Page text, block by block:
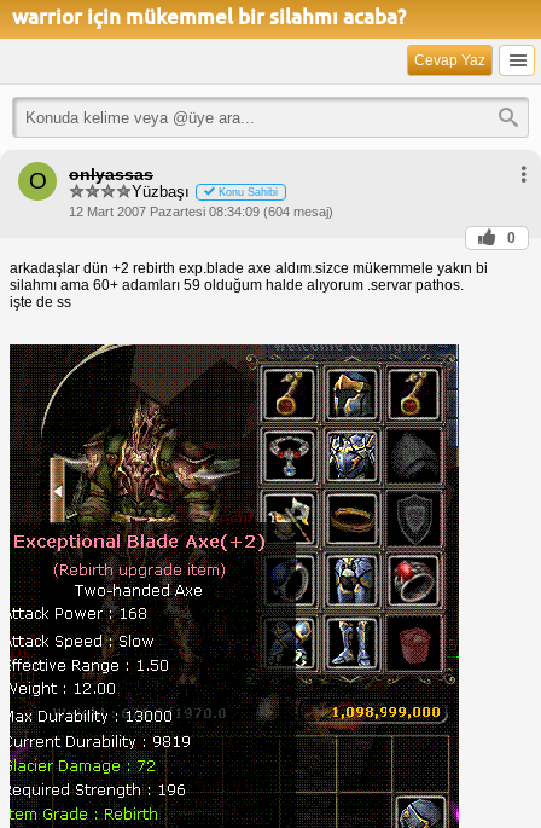
warrior için mükemmel bir silahmı acaba?
Cevap Yaz
O onlyassas
Yüzbaşı Konu Sahibi
12 Mart 2007 Pazartesi 08:34:09 (604 mesaj)
0
arkadaşlar dün +2 rebirth exp.blade axe aldım.sizce mükemmele yakın bi
silahmı ama 60+ adamları 59 olduğum halde alıyorum .servar pathos.
işte de ss